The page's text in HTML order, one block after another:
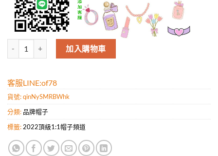
高仿Burberry棒球帽,經典格子，帆佈面料，純棉內裡，輕盈透氣。男
加入購物車
客服LINE:of78
貨號:qinNySMRBWhk
分類: 品牌帽子
標籤: 2022頂級1:1帽子頻道